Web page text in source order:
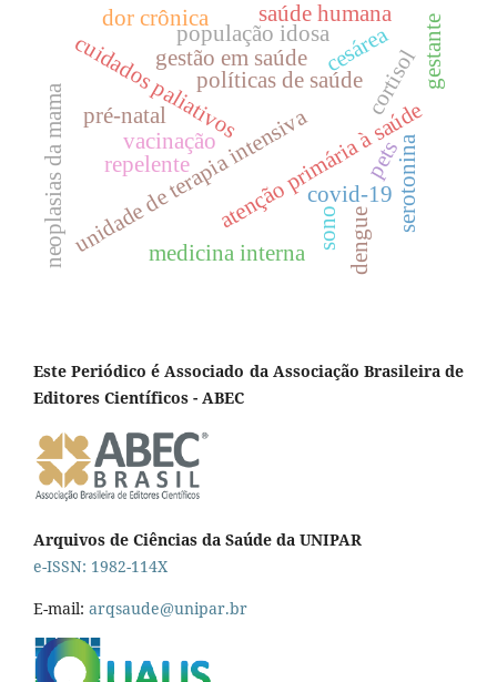
unidade de terapia intensiva
cuidados paliativos
atenção primária à saúde
políticas de saúde
gestão em saúde
vacinação
covid-19
população idosa
medicina interna
neoplasias da mama sono
repelente
saúde humana
pré-natal
dengue
dor crônica
serotonina
cortisol
pets
cesárea gestante
Este Periódico é Associado da Associação Brasileira de
Editores Científicos - ABEC
Arquivos de Ciências da Saúde da UNIPAR
e-ISSN: 1982-114X
E-mail: arqsaude@unipar.br